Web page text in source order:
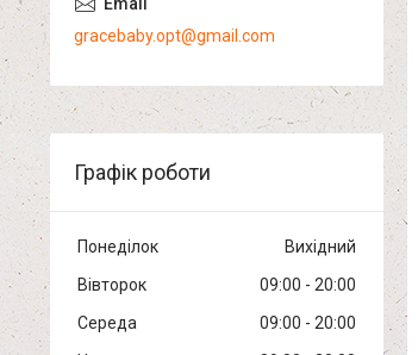
gracebaby.opt@gmail.com
Графік роботи
Понеділок
Вихідний
Вівторок
09:00
20:00
Середа
09:00
20:00